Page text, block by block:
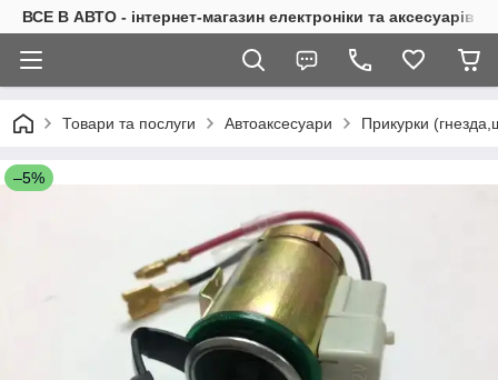
ВСЕ В АВТО - інтернет-магазин електроніки та аксесуарів в
Товари та послуги Автоаксесуари Прикурки
–5%